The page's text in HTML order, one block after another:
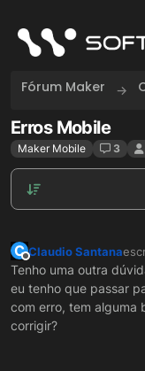
Fórum Maker
Erros Mobile
Maker Mobile 3
C
Offline
Claudio Santana
Tenho uma outra
eu tenho que passar
com erro, tem alguma
corrigir?